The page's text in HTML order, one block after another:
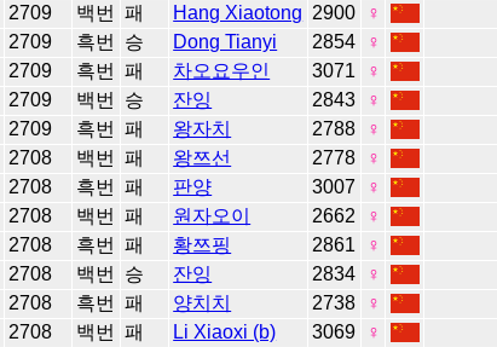
2709 백번 패 Hang Xiaotong 2900
♀
2709 흑번 승 Dong Tianyi 2854
♀
2709 흑번 패 차오요우인 3071
♀
2709 백번 승 잔잉 2843
♀
2709 흑번 패 왕자치 2788
♀
2708 백번 패 왕쯔선 2778
♀
2708 흑번 패 판양 3007
♀
2708 백번 패 원자오이 2662
♀
2708 흑번 패 황쯔핑 2861
♀
2708 백번 승 잔잉 2834
♀
2708 흑번 패 양치치 2738
♀
2708 백번 패 Li Xiaoxi (b) 3069
♀